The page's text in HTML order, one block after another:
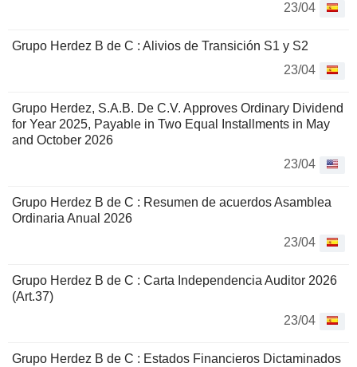
23/04
Grupo Herdez B de C : Alivios de Transición S1 y S2
23/04
Grupo Herdez, S.A.B. De C.V. Approves Ordinary Dividend
for Year 2025, Payable in Two Equal Installments in May
and October 2026
23/04
Grupo Herdez B de C : Resumen de acuerdos Asamblea
Ordinaria Anual 2026
23/04
Grupo Herdez B de C : Carta Independencia Auditor 2026
(Art.37)
23/04
Grupo Herdez B de C : Estados Financieros Dictaminados